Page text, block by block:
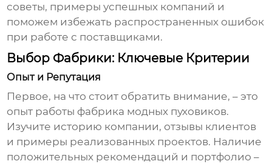
советы, примеры успешных компаний и
поможем избежать распространенных ошибок
при работе с поставщиками.
Выбор Фабрики: Ключевые Критерии
Опыт и Репутация
Первое, на что стоит обратить внимание, – это
опыт работы фабрика модных пуховиков.
Изучите историю компании, отзывы клиентов
и примеры реализованных проектов. Наличие
положительных рекомендаций и портфолио –